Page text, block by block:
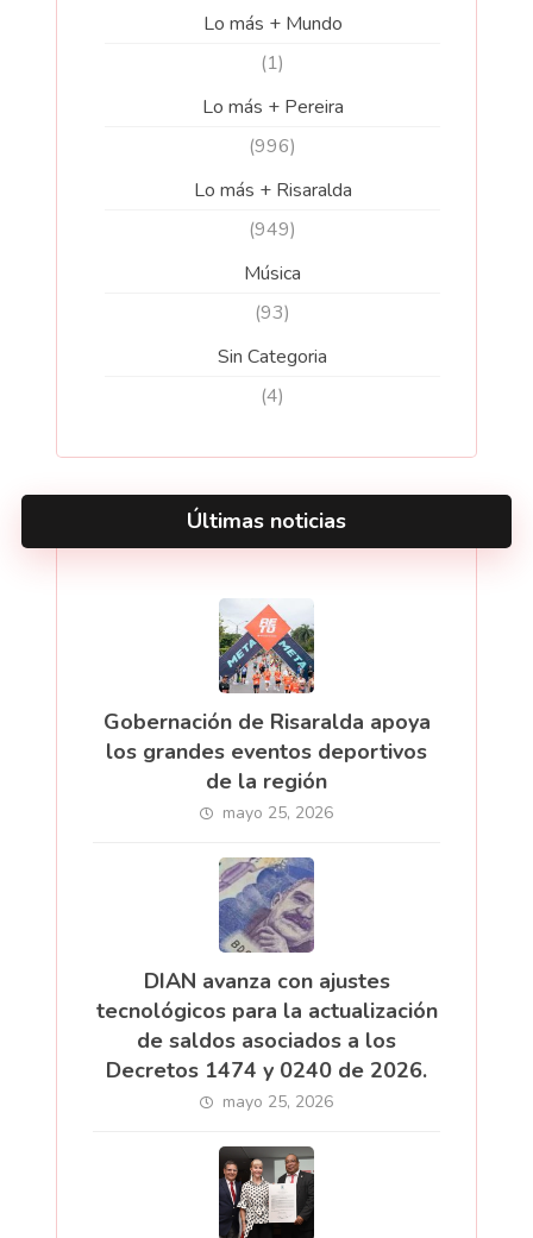
Lo más + Mundo
(1)
Lo más + Pereira
(996)
Lo más + Risaralda
(949)
Música
(93)
Sin Categoria
(4)
Últimas noticias
Gobernación de Risaralda apoya
los grandes eventos deportivos
de la región
mayo 25, 2026
DIAN avanza con ajustes
tecnológicos para la actualización
de saldos asociados a los
Decretos 1474 y 0240 de 2026.
mayo 25, 2026